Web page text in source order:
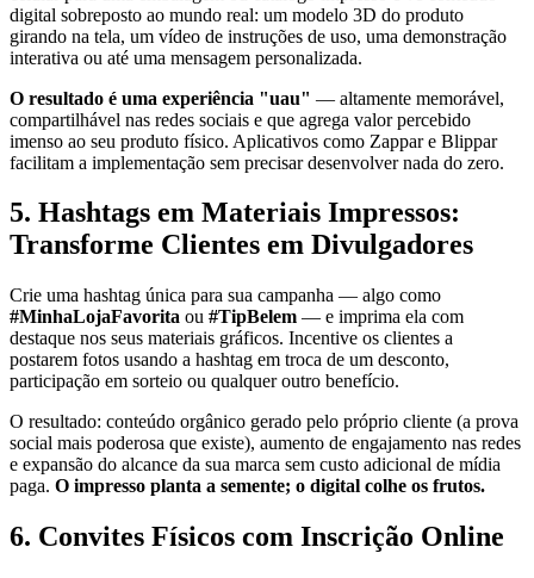
digital sobreposto ao mundo real: um modelo 3D do produto
girando na tela, um vídeo de instruções de uso, uma demonstração
interativa ou até uma mensagem personalizada.
O resultado é uma experiência "uau" — altamente memorável,
compartilhável nas redes sociais e que agrega valor percebido
imenso ao seu produto físico. Aplicativos como Zappar e Blippar
facilitam a implementação sem precisar desenvolver nada do zero.
5. Hashtags em Materiais Impressos:
Transforme Clientes em Divulgadores
Crie uma hashtag única para sua campanha — algo como
#MinhaLojaFavorita ou #TipBelem — e imprima ela com
destaque nos seus materiais gráficos. Incentive os clientes a
postarem fotos usando a hashtag em troca de um desconto,
participação em sorteio ou qualquer outro benefício.
O resultado: conteúdo orgânico gerado pelo próprio cliente (a prova
social mais poderosa que existe), aumento de engajamento nas redes
e expansão do alcance da sua marca sem custo adicional de mídia
paga. O impresso planta a semente; o digital colhe os frutos.
6. Convites Físicos com Inscrição Online